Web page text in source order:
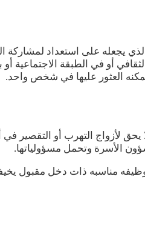
يجعله على استعداد
أو في الطبقة الاجتماعية
العثور عليها في شخص واحد.
لأزواج التهرب أو التقصير
الأسرة وتحمل مسؤولياتها.
مناسبه ذات دخل مقبول